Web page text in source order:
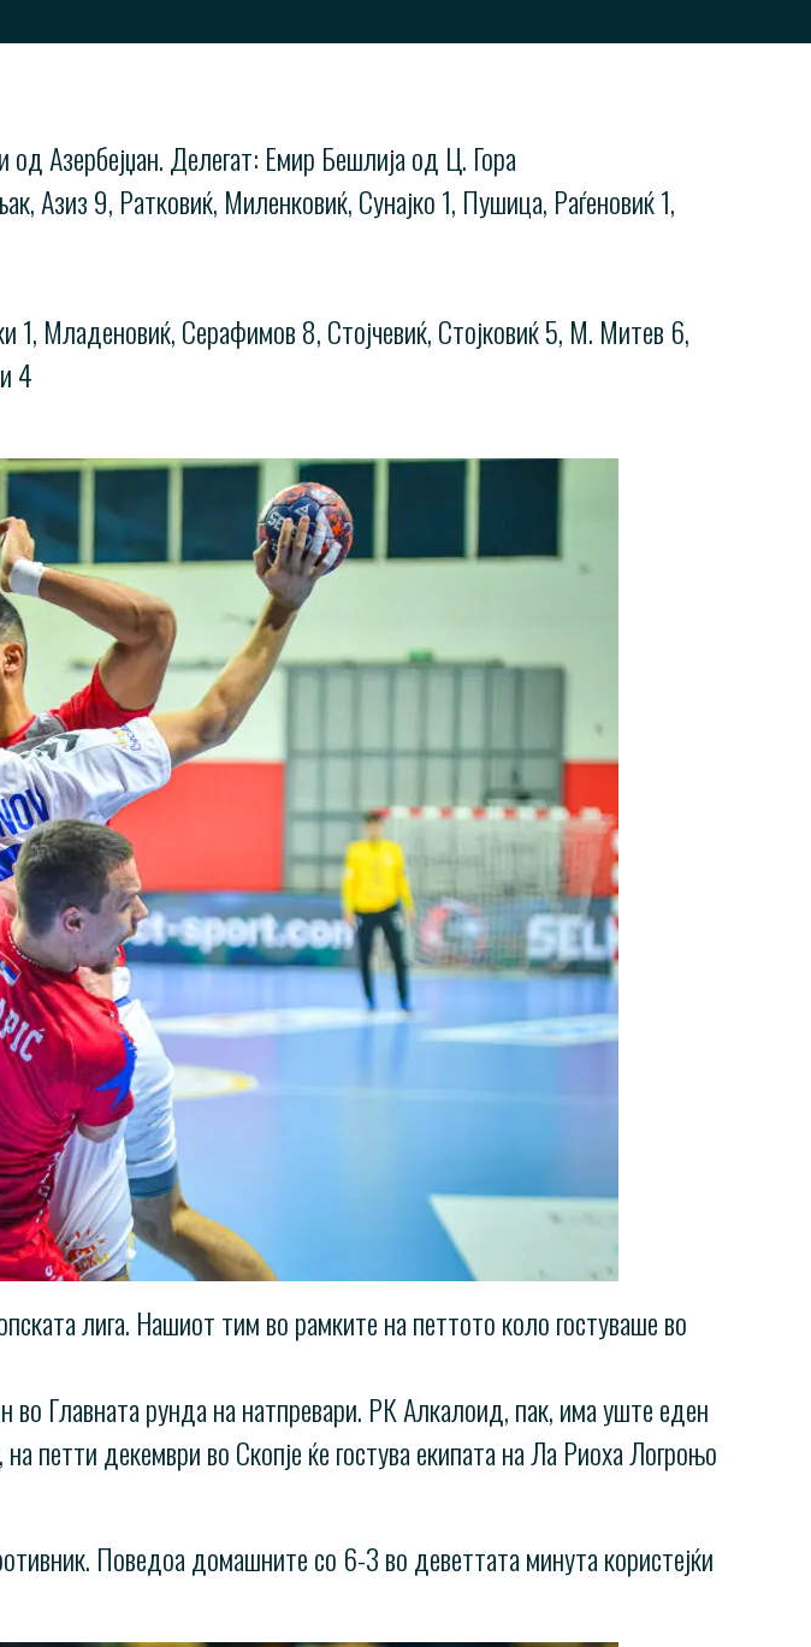
Азербејџан. Делегат: Емир Бешлија од Ц. Гора
Азиз 9, Ратковиќ, Миленковиќ, Сунајко 1, Пушица, Раѓеновиќ 1,
1, Младеновиќ, Серафимов 8, Стојчевиќ, Стојковиќ 5, М. Митев 6,
4
лига. Нашиот тим во рамките на петтото коло гостуваше во
Главната рунда на натпревари. РК Алкалоид, пак, има уште еден
петти декември во Скопје ќе гостува екипата на Ла Риоха Логроњо
Поведоа домашните со 6-3 во деветтата минута користејќи